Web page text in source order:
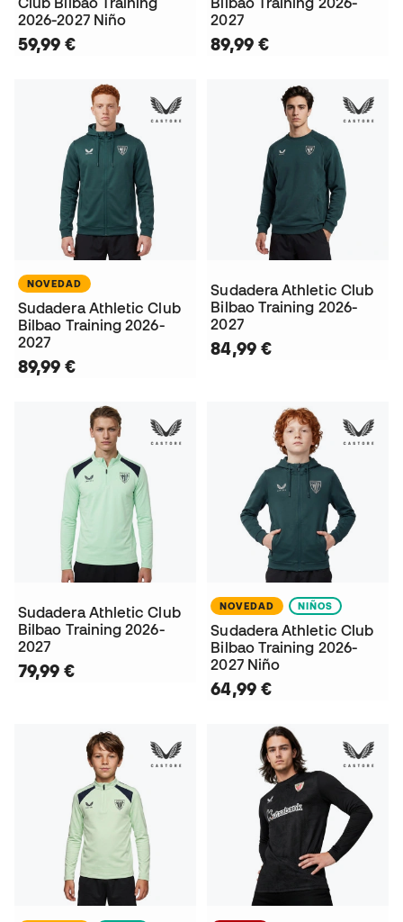
2026-2027 Niño
59,99 €
2027
89,99 €
NOVEDAD
Sudadera Athletic Club
Bilbao Training 2026-
2027
89,99 €
Sudadera Athletic Club
Bilbao Training 2026-
2027
84,99 €
Sudadera Athletic Club
Bilbao Training 2026-
2027
79,99 €
NOVEDAD NIÑOS
Sudadera Athletic Club
Bilbao Training 2026-
2027 Niño
64,99 €